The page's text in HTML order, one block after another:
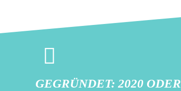
GEGRÜNDET: 2020 ODER